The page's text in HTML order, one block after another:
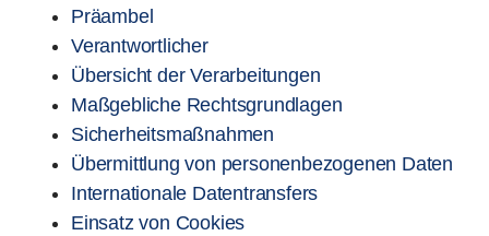
Präambel
Verantwortlicher
Übersicht der Verarbeitungen
Maßgebliche Rechtsgrundlagen
Sicherheitsmaßnahmen
Übermittlung von personenbezogenen Daten
Internationale Datentransfers
Einsatz von Cookies